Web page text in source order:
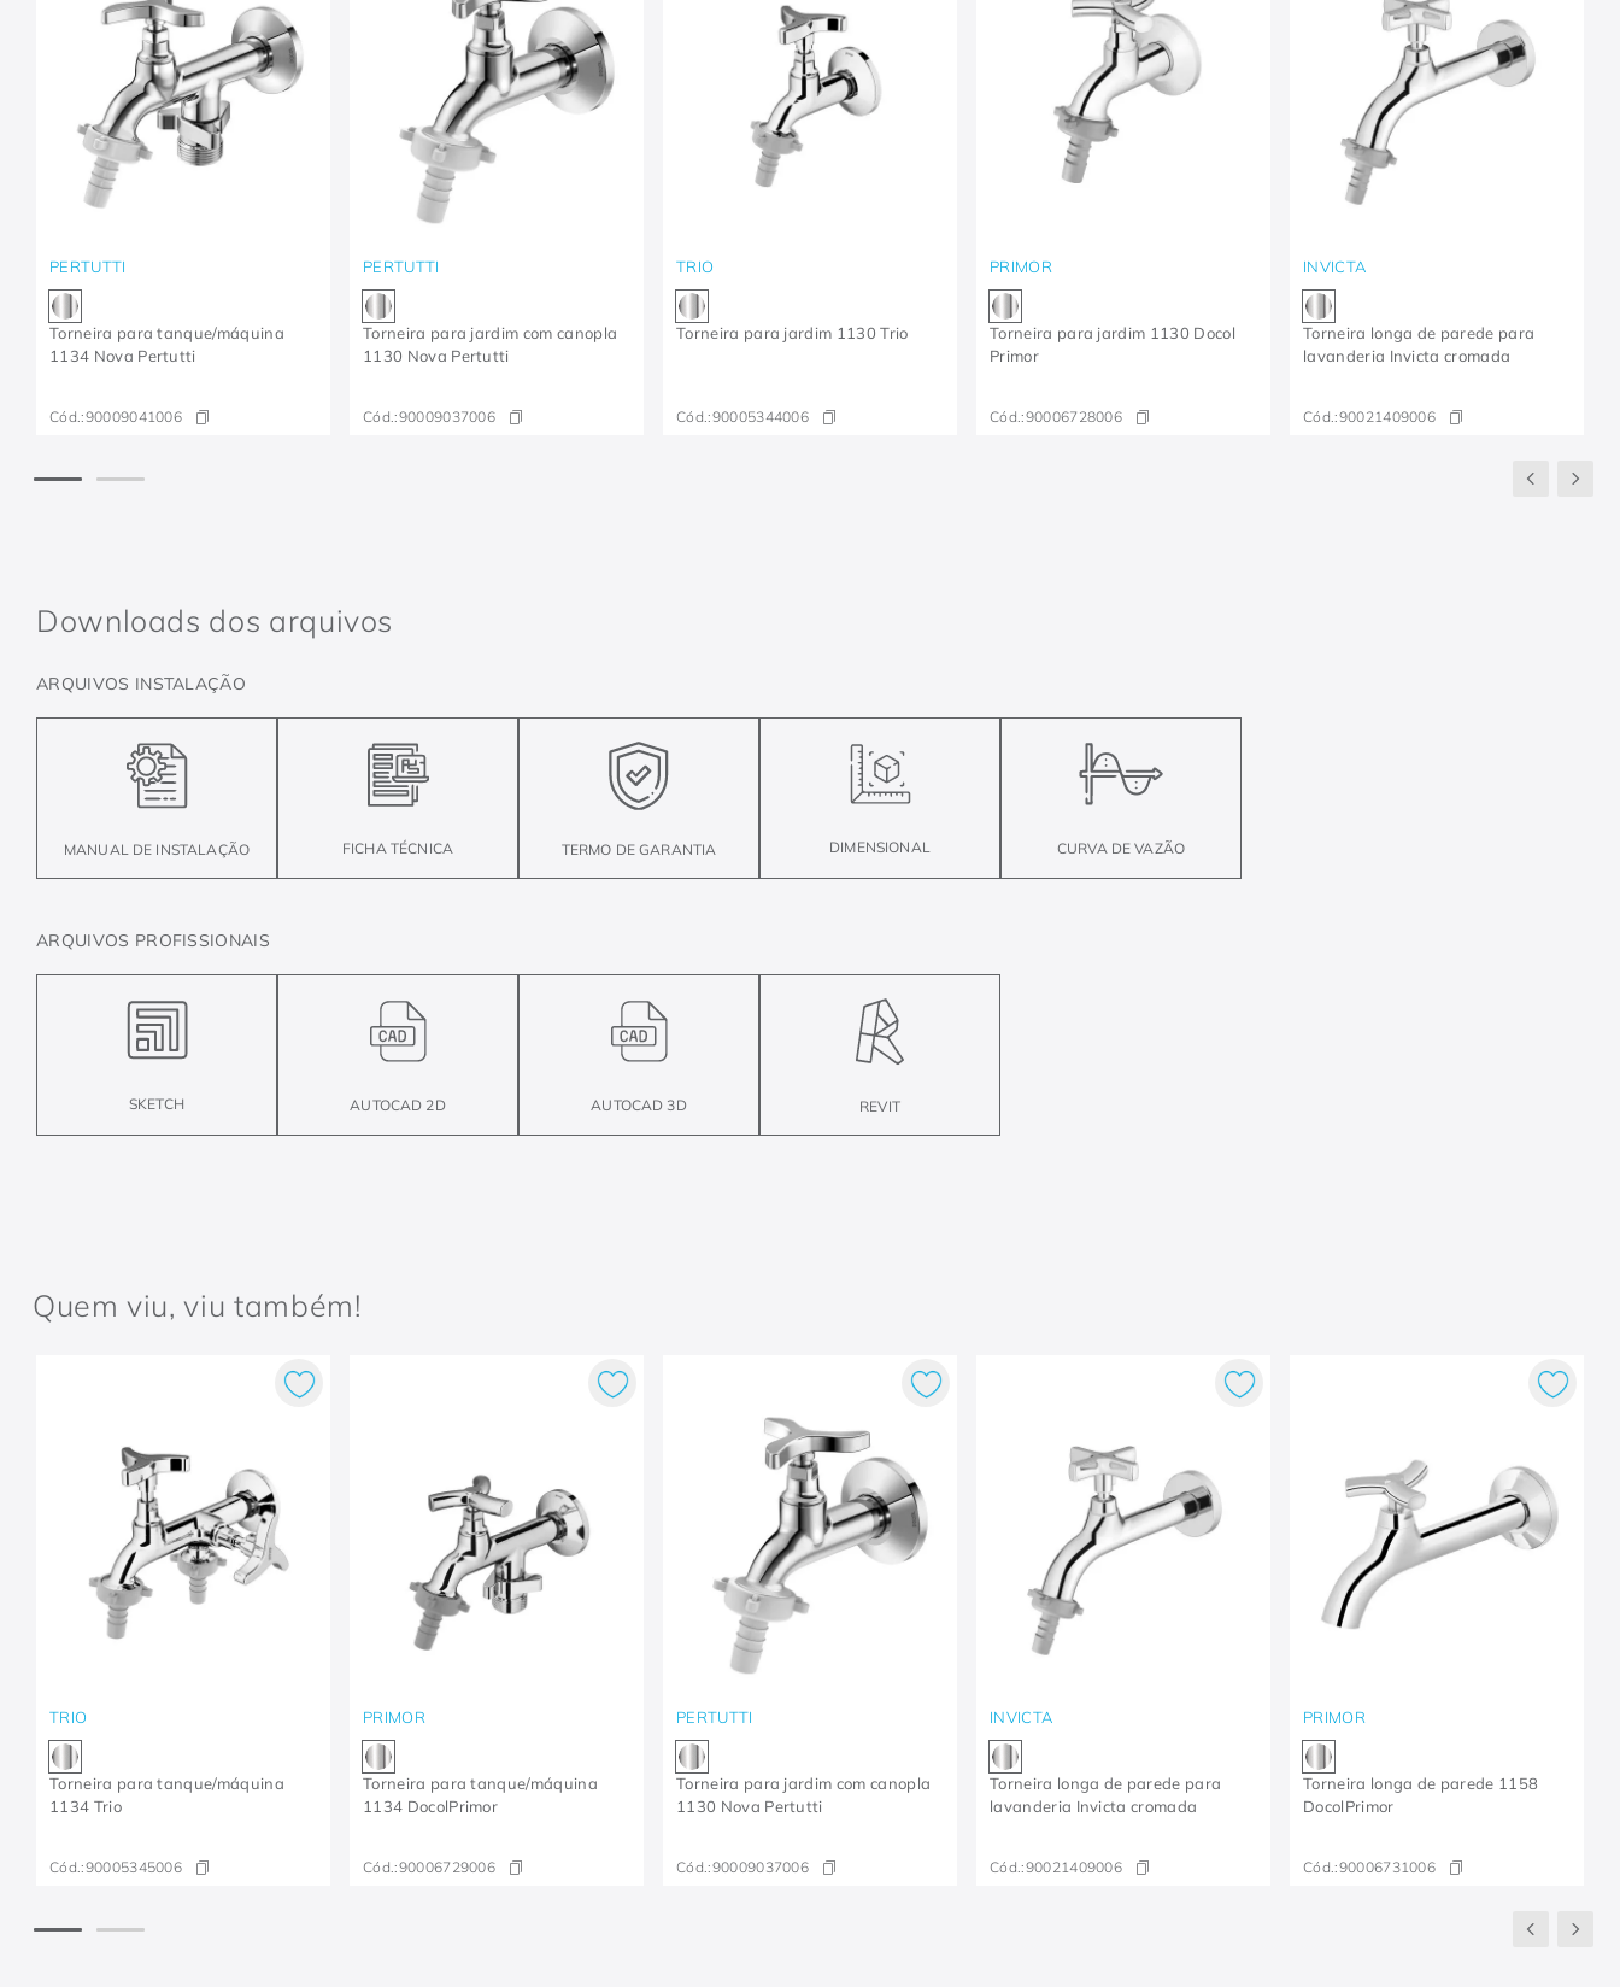
PERTUTTI
Torneira para tanque/máquina
1134 Nova Pertutti
Cód.:90009041006
PERTUTTI
Torneira para jardim com canopla
1130 Nova Pertutti
Cód.:90009037006
TRIO
Torneira para jardim 1130 Trio
Cód.:90005344006
PRIMOR
Torneira para jardim 1130 Docol
Primor
Cód.:90006728006
INVICTA
Torneira longa de parede para
lavanderia Invicta cromada
Cód.:90021409006
Downloads dos arquivos
ARQUIVOS INSTALAÇÃO
MANUAL DE INSTALAÇÃO FICHA TÉCNICA TERMO DE GARANTIA DIMENSIONAL CURVA DE VAZÃO
ARQUIVOS PROFISSIONAIS
SKETCH AUTOCAD 2D AUTOCAD 3D REVIT
Quem viu, viu também!
TRIO
Torneira para tanque/máquina
1134 Trio
Cód.:90005345006
PRIMOR
Torneira para tanque/máquina
1134 DocolPrimor
Cód.:90006729006
PERTUTTI
Torneira para jardim com canopla
1130 Nova Pertutti
Cód.:90009037006
INVICTA
Torneira longa de parede para
lavanderia Invicta cromada
Cód.:90021409006
PRIMOR
Torneira longa de parede 1158
DocolPrimor
Cód.:90006731006